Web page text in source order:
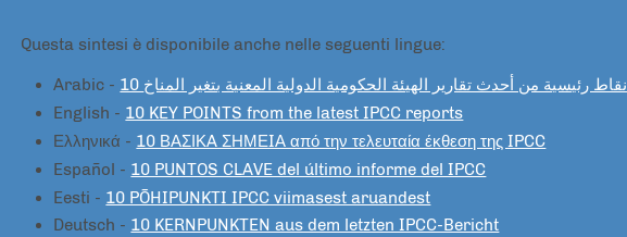
Questa sintesi è disponibile anche nelle seguenti lingue:
Arabic -
10 نقاط رئيسية من أحدث تقارير الهيئة الحكومية الدولية المعنية بتغير المناخ
English - 10 KEY POINTS from the latest IPCC reports
Ελληνικά - 10 ΒΑΣΙΚA ΣΗΜΕIΑ από την τελευταία έκθεση της IPCC
Español - 10 PUNTOS CLAVE del último informe del IPCC
Eesti - 10 PÕHIPUNKTI IPCC viimasest aruandest
Deutsch - 10 KERNPUNKTEN aus dem letzten IPCC-Bericht